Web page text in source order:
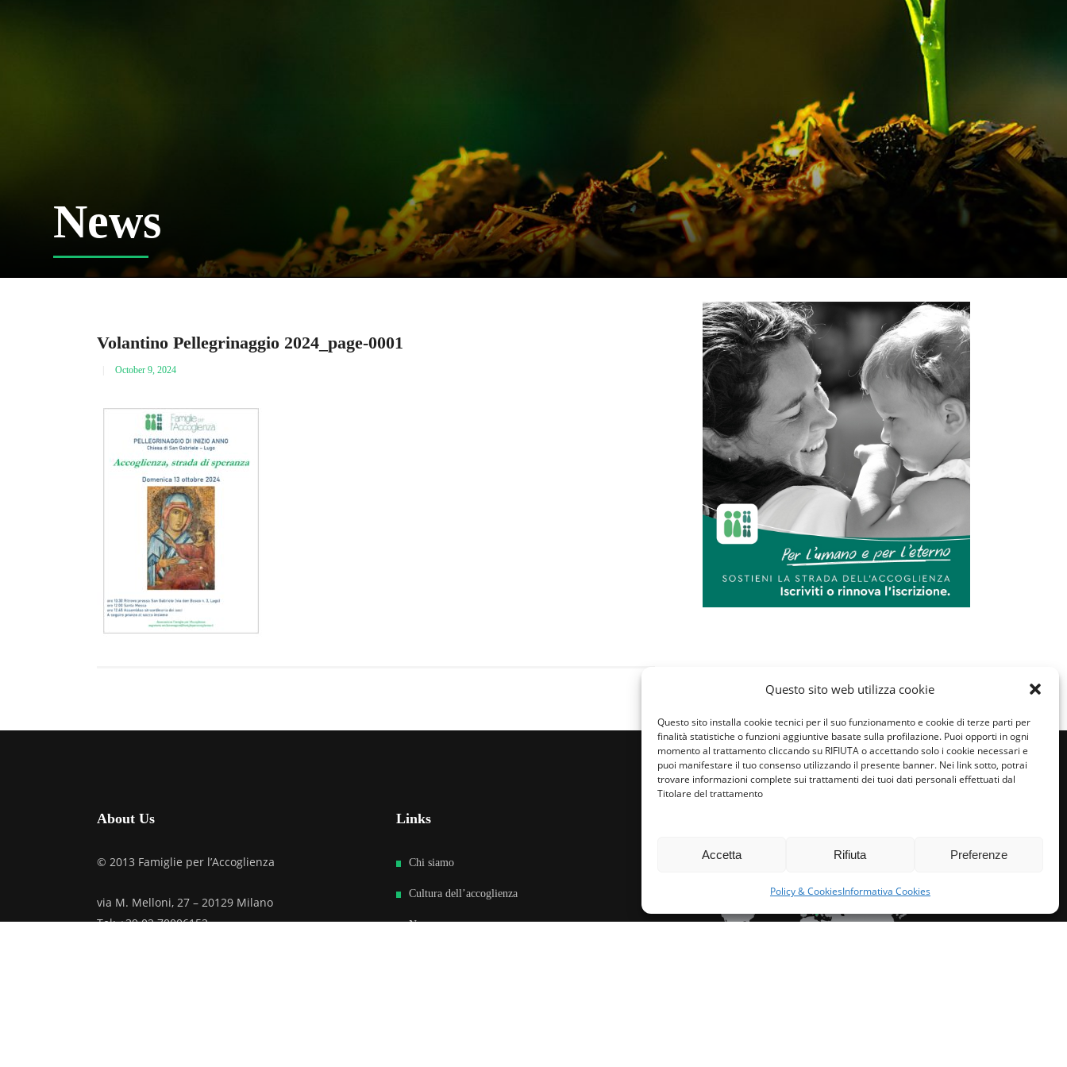
Questo sito web utilizza cookie
Questo sito installa cookie tecnici per il suo funzionamento e cookie di terze parti per
finalità statistiche o funzioni aggiuntive basate sulla profilazione. Puoi opporti in ogni
momento al trattamento cliccando su RIFIUTA o accettando solo i cookie necessari e
puoi manifestare il tuo consenso utilizzando il presente banner. Nei link sotto, potrai
trovare informazioni complete sui trattamenti dei tuoi dati personali effettuati dal
Titolare del trattamento
Accetta Rifiuta Preferenze
Policy & CookiesInformativa Cookies
News
Volantino Pellegrinaggio 2024_page-0001
October 9, 2024
About Us
© 2013 Famiglie per l’Accoglienza
via M. Melloni, 27 – 20129 Milano
Tel: +39.02.70006152
Links
Chi siamo
Cultura dell’accoglienza
News